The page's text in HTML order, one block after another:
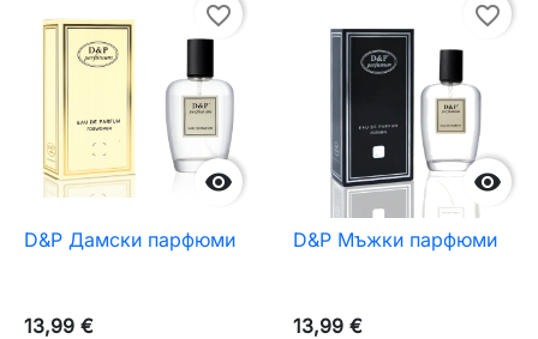

favorite_border
D&P Дамски парфюми
13,99 €

favorite_border
D&P Мъжки парфюми
13,99 €